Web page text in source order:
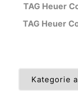
TAG Heuer
TAG Heuer